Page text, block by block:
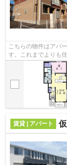
こちらの物件はアパ
す。これまでよりも
選び下さい。ご希望
賃貸 | アパート